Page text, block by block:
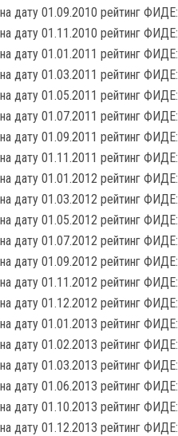
на дату 01.09.2010 рейтинг ФИДЕ:
на дату 01.11.2010 рейтинг ФИДЕ:
на дату 01.01.2011 рейтинг ФИДЕ:
на дату 01.03.2011 рейтинг ФИДЕ:
на дату 01.05.2011 рейтинг ФИДЕ:
на дату 01.07.2011 рейтинг ФИДЕ:
на дату 01.09.2011 рейтинг ФИДЕ:
на дату 01.11.2011 рейтинг ФИДЕ:
на дату 01.01.2012 рейтинг ФИДЕ:
на дату 01.03.2012 рейтинг ФИДЕ:
на дату 01.05.2012 рейтинг ФИДЕ:
на дату 01.07.2012 рейтинг ФИДЕ:
на дату 01.09.2012 рейтинг ФИДЕ:
на дату 01.11.2012 рейтинг ФИДЕ:
на дату 01.12.2012 рейтинг ФИДЕ:
на дату 01.01.2013 рейтинг ФИДЕ:
на дату 01.02.2013 рейтинг ФИДЕ:
на дату 01.03.2013 рейтинг ФИДЕ:
на дату 01.06.2013 рейтинг ФИДЕ:
на дату 01.10.2013 рейтинг ФИДЕ:
на дату 01.12.2013 рейтинг ФИДЕ: